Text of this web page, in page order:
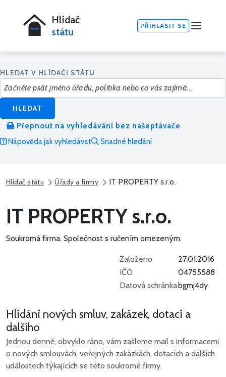
Hlídač
státu
PŘIHLÁSIT SE
HLEDAT V HLÍDAČI STÁTU
HLEDAT
Přepnout na vyhledávání bez našeptávače
Nápověda jak vyhledávat
Snadné hledání
Hlídač státu Úřady a firmy IT PROPERTY s.r.o.
IT PROPERTY s.r.o.
Soukromá firma. Společnost s ručením omezeným.
Založeno
27.01.2016
IČO
04755588
Datová schránka bgmj4dy
Hlídání nových smluv, zakázek, dotací a
dalšího
Jednou denně, obvykle ráno, vám zašleme mail s informacemi
o nových smlouvách, veřejných zakázkách, dotacích a dalších
událostech týkajících se této soukromé firmy.